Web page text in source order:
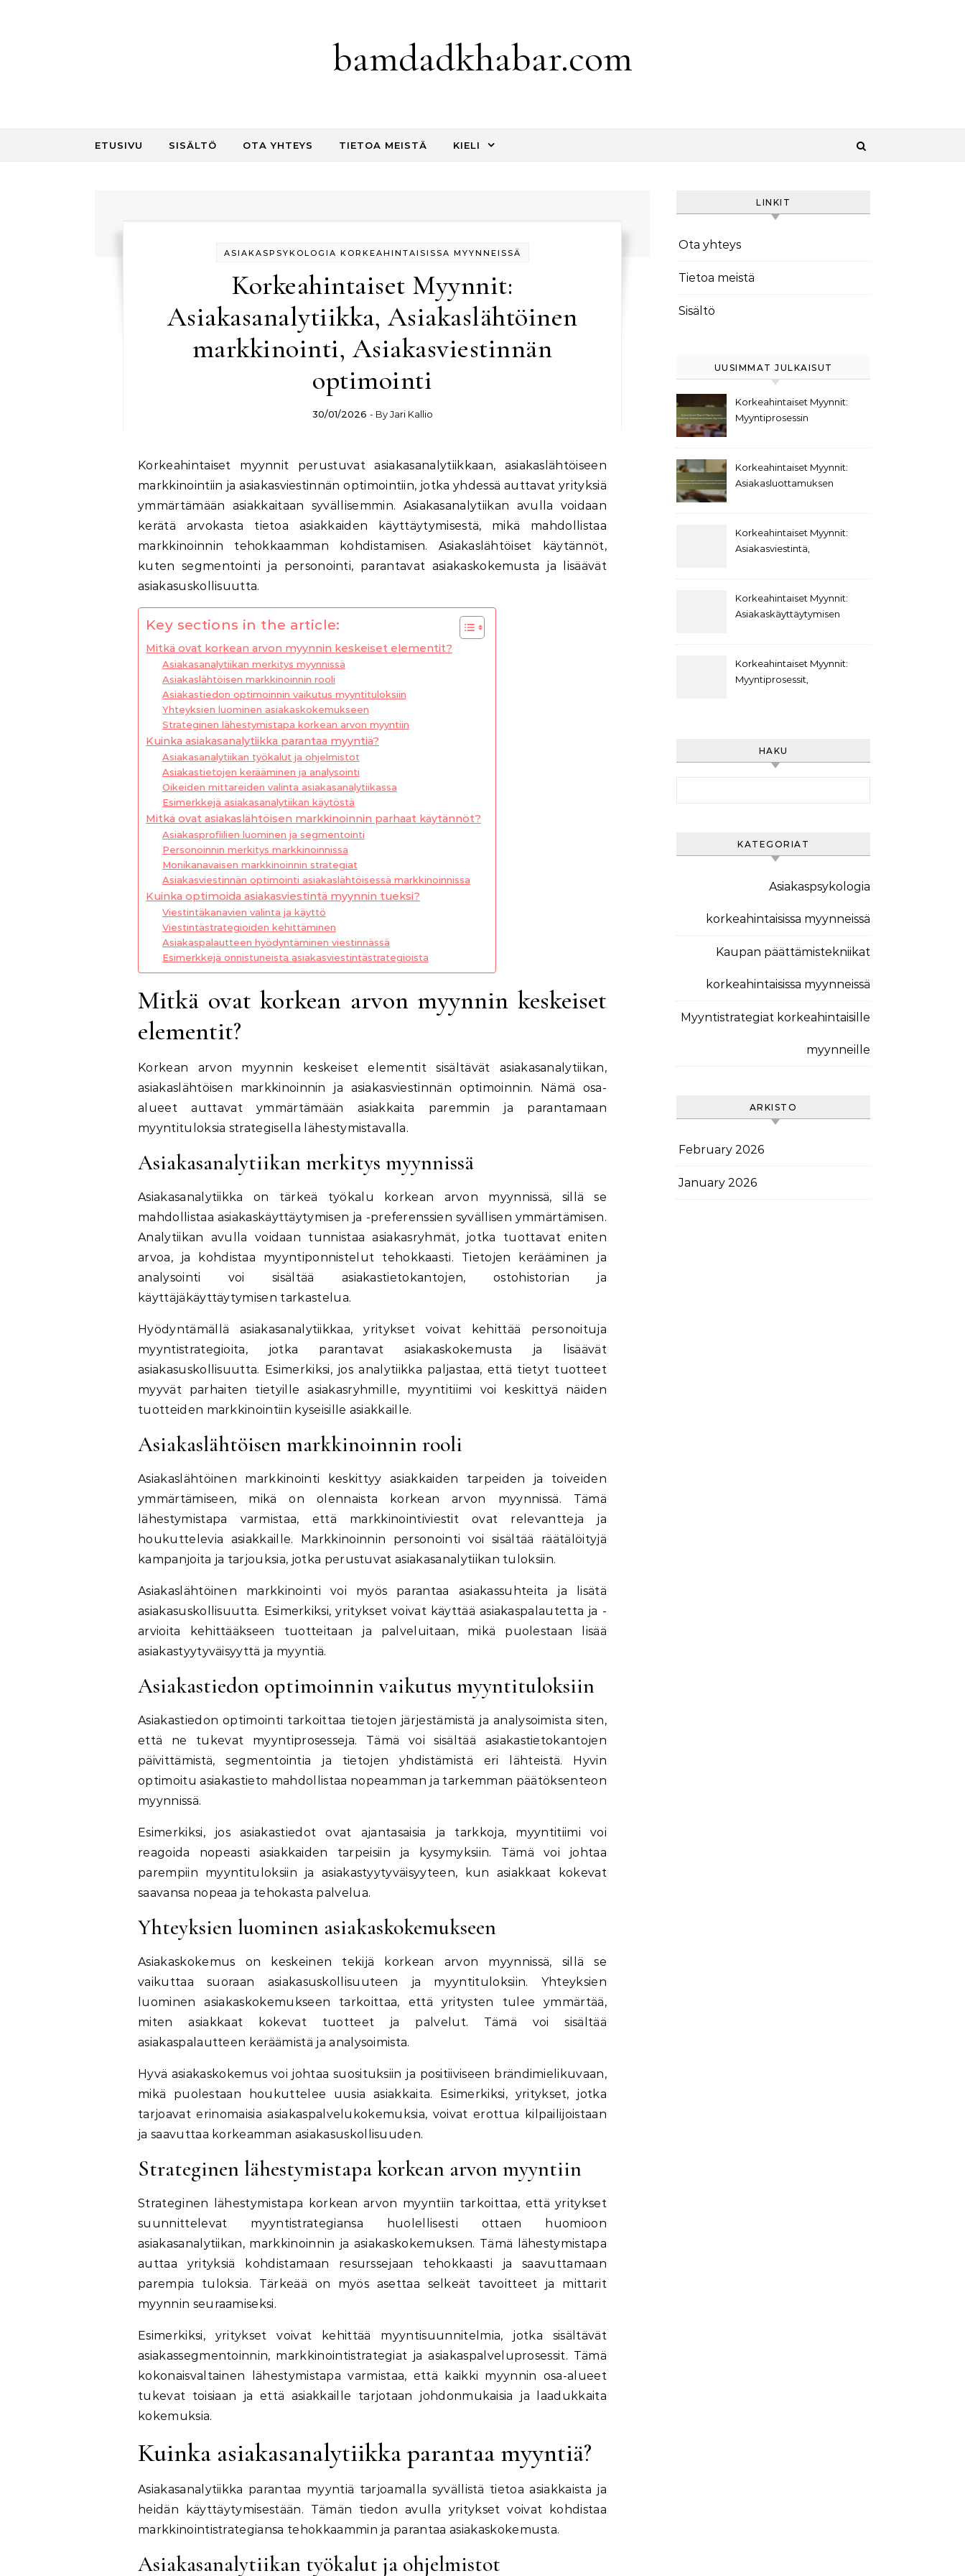
bamdadkhabar.com
ETUSIVU SISÄLTÖ OTA YHTEYS TIETOA MEISTÄ KIELI
ASIAKASPSYKOLOGIA KORKEAHINTAISISSA MYYNNEISSÄ
Korkeahintaiset Myynnit:
Asiakasanalytiikka, Asiakaslähtöinen
markkinointi, Asiakasviestinnän
optimointi
30/01/2026 - ByJari Kallio
Korkeahintaiset myynnit perustuvat asiakasanalytiikkaan, asiakaslähtöiseen
markkinointiin ja asiakasviestinnän optimointiin, jotka yhdessä auttavat yrityksiä
ymmärtämään asiakkaitaan syvällisemmin. Asiakasanalytiikan avulla voidaan
kerätä arvokasta tietoa asiakkaiden käyttäytymisestä, mikä mahdollistaa
markkinoinnin tehokkaamman kohdistamisen. Asiakaslähtöiset käytännöt,
kuten segmentointi ja personointi, parantavat asiakaskokemusta ja lisäävät
asiakasuskollisuutta.
Key sections in the article:
Mitkä ovat korkean arvon myynnin keskeiset elementit?
Asiakasanalytiikan merkitys myynnissä
Asiakaslähtöisen markkinoinnin rooli
Asiakastiedon optimoinnin vaikutus myyntituloksiin
Yhteyksien luominen asiakaskokemukseen
Strateginen lähestymistapa korkean arvon myyntiin
Kuinka asiakasanalytiikka parantaa myyntiä?
Asiakasanalytiikan työkalut ja ohjelmistot
Asiakastietojen kerääminen ja analysointi
Oikeiden mittareiden valinta asiakasanalytiikassa
Esimerkkejä asiakasanalytiikan käytöstä
Mitkä ovat asiakaslähtöisen markkinoinnin parhaat käytännöt?
Asiakasprofiilien luominen ja segmentointi
Personoinnin merkitys markkinoinnissa
Monikanavaisen markkinoinnin strategiat
Asiakasviestinnän optimointi asiakaslähtöisessä markkinoinnissa
Kuinka optimoida asiakasviestintä myynnin tueksi?
Viestintäkanavien valinta ja käyttö
Viestintästrategioiden kehittäminen
Asiakaspalautteen hyödyntäminen viestinnässä
Esimerkkejä onnistuneista asiakasviestintästrategioista
Mitkä ovat korkean arvon myynnin keskeiset
elementit?
Korkean arvon myynnin keskeiset elementit sisältävät asiakasanalytiikan,
asiakaslähtöisen markkinoinnin ja asiakasviestinnän optimoinnin. Nämä osa-
alueet auttavat ymmärtämään asiakkaita paremmin ja parantamaan
myyntituloksia strategisella lähestymistavalla.
Asiakasanalytiikan merkitys myynnissä
Asiakasanalytiikka on tärkeä työkalu korkean arvon myynnissä, sillä se
mahdollistaa asiakaskäyttäytymisen ja -preferenssien syvällisen ymmärtämisen.
Analytiikan avulla voidaan tunnistaa asiakasryhmät, jotka tuottavat eniten
arvoa, ja kohdistaa myyntiponnistelut tehokkaasti. Tietojen kerääminen ja
analysointi voi sisältää asiakastietokantojen, ostohistorian ja
käyttäjäkäyttäytymisen tarkastelua.
Hyödyntämällä asiakasanalytiikkaa, yritykset voivat kehittää personoituja
myyntistrategioita, jotka parantavat asiakaskokemusta ja lisäävät
asiakasuskollisuutta. Esimerkiksi, jos analytiikka paljastaa, että tietyt tuotteet
myyvät parhaiten tietyille asiakasryhmille, myyntitiimi voi keskittyä näiden
tuotteiden markkinointiin kyseisille asiakkaille.
Asiakaslähtöisen markkinoinnin rooli
Asiakaslähtöinen markkinointi keskittyy asiakkaiden tarpeiden ja toiveiden
ymmärtämiseen, mikä on olennaista korkean arvon myynnissä. Tämä
lähestymistapa varmistaa, että markkinointiviestit ovat relevantteja ja
houkuttelevia asiakkaille. Markkinoinnin personointi voi sisältää räätälöityjä
kampanjoita ja tarjouksia, jotka perustuvat asiakasanalytiikan tuloksiin.
Asiakaslähtöinen markkinointi voi myös parantaa asiakassuhteita ja lisätä
asiakasuskollisuutta. Esimerkiksi, yritykset voivat käyttää asiakaspalautetta ja -
arvioita kehittääkseen tuotteitaan ja palveluitaan, mikä puolestaan lisää
asiakastyytyväisyyttä ja myyntiä.
Asiakastiedon optimoinnin vaikutus myyntituloksiin
Asiakastiedon optimointi tarkoittaa tietojen järjestämistä ja analysoimista siten,
että ne tukevat myyntiprosesseja. Tämä voi sisältää asiakastietokantojen
päivittämistä, segmentointia ja tietojen yhdistämistä eri lähteistä. Hyvin
optimoitu asiakastieto mahdollistaa nopeamman ja tarkemman päätöksenteon
myynnissä.
Esimerkiksi, jos asiakastiedot ovat ajantasaisia ja tarkkoja, myyntitiimi voi
reagoida nopeasti asiakkaiden tarpeisiin ja kysymyksiin. Tämä voi johtaa
parempiin myyntituloksiin ja asiakastyytyväisyyteen, kun asiakkaat kokevat
saavansa nopeaa ja tehokasta palvelua.
Yhteyksien luominen asiakaskokemukseen
Asiakaskokemus on keskeinen tekijä korkean arvon myynnissä, sillä se
vaikuttaa suoraan asiakasuskollisuuteen ja myyntituloksiin. Yhteyksien
luominen asiakaskokemukseen tarkoittaa, että yritysten tulee ymmärtää,
miten asiakkaat kokevat tuotteet ja palvelut. Tämä voi sisältää
asiakaspalautteen keräämistä ja analysoimista.
Hyvä asiakaskokemus voi johtaa suosituksiin ja positiiviseen brändimielikuvaan,
mikä puolestaan houkuttelee uusia asiakkaita. Esimerkiksi, yritykset, jotka
tarjoavat erinomaisia asiakaspalvelukokemuksia, voivat erottua kilpailijoistaan
ja saavuttaa korkeamman asiakasuskollisuuden.
Strateginen lähestymistapa korkean arvon myyntiin
Strateginen lähestymistapa korkean arvon myyntiin tarkoittaa, että yritykset
suunnittelevat myyntistrategiansa huolellisesti ottaen huomioon
asiakasanalytiikan, markkinoinnin ja asiakaskokemuksen. Tämä lähestymistapa
auttaa yrityksiä kohdistamaan resurssejaan tehokkaasti ja saavuttamaan
parempia tuloksia. Tärkeää on myös asettaa selkeät tavoitteet ja mittarit
myynnin seuraamiseksi.
Esimerkiksi, yritykset voivat kehittää myyntisuunnitelmia, jotka sisältävät
asiakassegmentoinnin, markkinointistrategiat ja asiakaspalveluprosessit. Tämä
kokonaisvaltainen lähestymistapa varmistaa, että kaikki myynnin osa-alueet
tukevat toisiaan ja että asiakkaille tarjotaan johdonmukaisia ja laadukkaita
kokemuksia.
Kuinka asiakasanalytiikka parantaa myyntiä?
Asiakasanalytiikka parantaa myyntiä tarjoamalla syvällistä tietoa asiakkaista ja
heidän käyttäytymisestään. Tämän tiedon avulla yritykset voivat kohdistaa
markkinointistrategiansa tehokkaammin ja parantaa asiakaskokemusta.
Asiakasanalytiikan työkalut ja ohjelmistot
LINKIT
Ota yhteys
Tietoa meistä
Sisältö
UUSIMMAT JULKAISUT
Korkeahintaiset Myynnit:
Myyntiprosessin
Myyntivälineet
Korkeahintaiset Myynnit:
Asiakasluottamuksen
parantaminen,
Asiakasprofiilien
Korkeahintaiset Myynnit:
Asiakasviestintä,
Korkeahintaiset Myynnit:
Asiakaskäyttäytymisen
Asiakasarvo
Korkeahintaiset Myynnit:
Myyntiprosessit,
HAKU
KATEGORIAT
Asiakaspsykologia
korkeahintaisissa myynneissä
Kaupan päättämistekniikat
korkeahintaisissa myynneissä
Myyntistrategiat korkeahintaisille
myynneille
ARKISTO
February 2026
January 2026